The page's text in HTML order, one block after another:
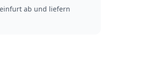
ab und liefern